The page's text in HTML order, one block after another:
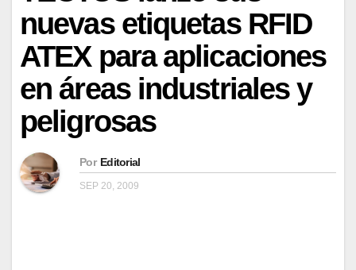
nuevas etiquetas RFID
ATEX para aplicaciones
en áreas industriales y
peligrosas
Por Editorial
SEP 20, 2009